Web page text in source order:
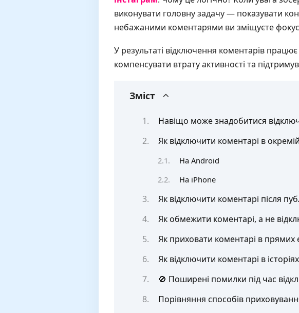
виконувати головну задачу — показувати
небажаними коментарями ви зміщуєте
У результаті відключення коментарів
компенсувати втрату активності та
Зміст
Навіщо може знадобитися
Як відключити коментарі в окремій
На Android
На iPhone
Як відключити коментарі після
Як обмежити коментарі, а не
Як приховати коментарі в прямих
Як відключити коментарі в історіях
🚫 Поширені помилки під час
Порівняння способів